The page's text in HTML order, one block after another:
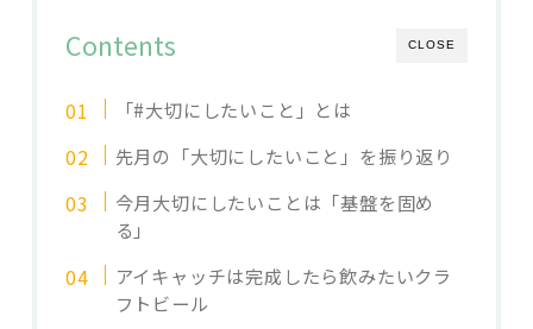
CLOSE
Contents
「#大切にしたいこと」とは
先月の「大切にしたいこと」を振り返り
今月大切にしたいことは「基盤を固め
る」
アイキャッチは完成したら飲みたいクラ
フトビール